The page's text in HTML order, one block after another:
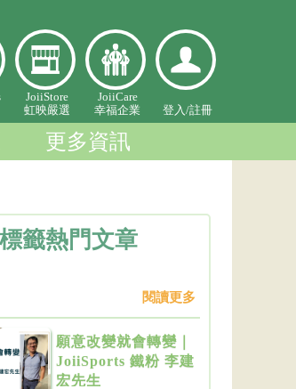
虹映嚴
選
幸福企
業
人中心
JoiiStore
虹映嚴選
JoiiCare
幸福企業
登入/註冊
更多資訊
標籤熱門文章
閱讀更多
願意改變就會轉變｜
JoiiSports 鐵粉 李建
宏先生